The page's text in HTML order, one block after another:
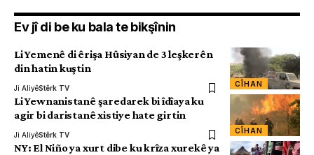
Ev jî di be ku bala te bikşînin
CÎHAN
Li Yemenê di êrişa Hûsiyan de 3 leşkerên
din hatin kuştin
Ji AliyêStêrk TV
CÎHAN
Li Yewnanistanê şaredarek bi îdîaya ku
agir bi daristanê xistiye hate girtin
Ji AliyêStêrk TV
NY: El Niño ya xurt dibe ku krîza xurekê ya